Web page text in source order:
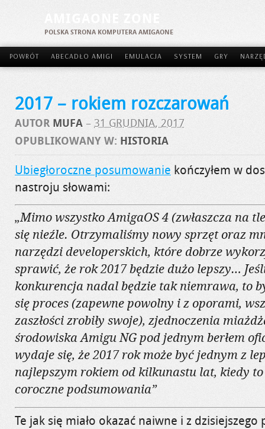
POLSKA STRONA KOMPUTERA AMIGAONE
POWRÓT ABECADŁO AMIGI EMULACJA SYSTEM GRY
2017 – rokiem rozczarowań
AUTOR MUFA – 31 GRUDNIA, 2017
OPUBLIKOWANY W: HISTORIA
Ubiegłoroczne posumowanie kończyłem w
nastroju słowami:
„Mimo wszystko AmigaOS 4 (zwłaszcza na
się nieźle. Otrzymaliśmy nowy sprzęt oraz
narzędzi developerskich, które dobrze
sprawić, że rok 2017 będzie dużo lepszy…
konkurencja nadal będzie tak niemrawa, to
się proces (zapewne powolny i z oporami,
zaszłości zrobiły swoje), zjednoczenia
środowiska Amigu NG pod jednym berłem
wydaje się, że 2017 rok może być jednym z
najlepszym rokiem od kilkunastu lat, kiedy to
coroczne podsumowania”
Te jak się miało okazać naiwne i z